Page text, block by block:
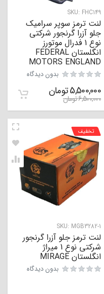
SKU: FHC149
لنت ترمز سوپر سرامیک
جلو آزرا گرنجور شرکتی
نوع 1 فدرال موتورز
انگلستان FEDERAL
MOTORS ENGLAND
بدون دیدگاه
5,500,000تومان
6,500,000تومان
SKU: MGB3282-1
تخفیف
لنت ترمز جلو آزرا گرنجور
شرکتی نوع 1 میراژ
انگلستان MIRAGE
بدون دیدگاه